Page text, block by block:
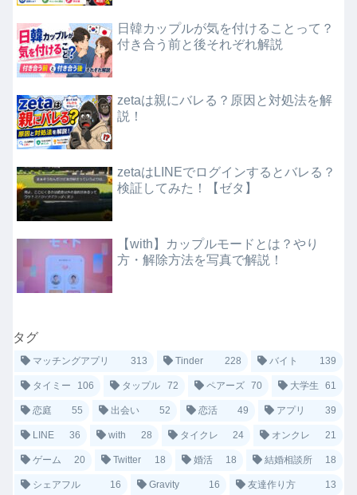
日韓カップルが気を付けることって？
付き合う前と後それぞれ解説
zetaは親にバレる？原因と対処法を解
説！
zetaはLINEでログインするとバレる？
検証してみた！【ゼタ】
【with】カップルモードとは？やり
方・解除方法を写真で解説！
タグ
マッチングアプリ 313 Tinder 228 バイト 139
タイミー 106 タップル 72 ペアーズ 70 大学生 61
恋庭 55 出会い 52 恋活 49 アプリ 39
LINE 36 with 28 タイクレ 24 オンクレ 21
ゲーム 20 Twitter 18 婚活 18 結婚相談所 18
シェアフル 16 Gravity 16 友達作り方 13